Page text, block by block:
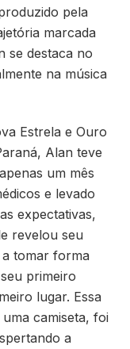
pela
marcada
se destaca no
na música
Estrela e Ouro
Alan teve
um mês
e levado
expectativas,
revelou seu
tomar forma
primeiro
lugar. Essa
camiseta, foi
a